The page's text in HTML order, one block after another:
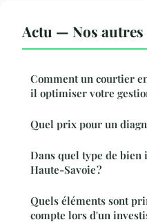
Actu — Nos
Comment un courtier
il optimiser votre
Quel prix pour un
Dans quel type de
Haute-Savoie ?
Quels éléments sont
compte lors d'un